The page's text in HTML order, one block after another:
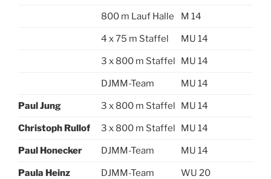
800 m Lauf Halle M 14
4 x 75 m Staffel MU 14
3 x 800 m Staffel MU 14
DJMM-Team MU 14
Paul Jung 3 x 800 m Staffel MU 14
Christoph Rullof 3 x 800 m Staffel MU 14
Paul Honecker DJMM-Team MU 14
Paula Heinz DJMM-Team WU 20